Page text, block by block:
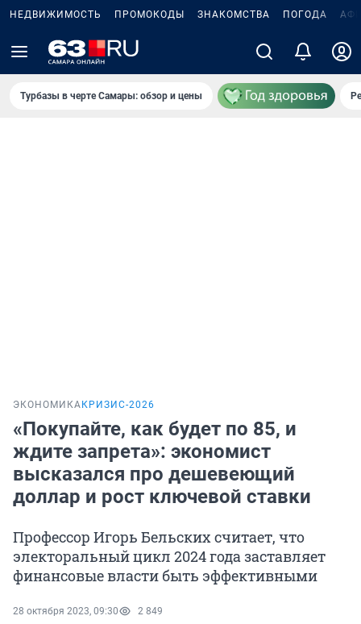
НЕДВИЖИМОСТЬ ПРОМОКОДЫ ЗНАКОМСТВА ПОГОДА
Турбазы в черте Самары: обзор и цены
ЭКОНОМИКА КРИЗИС-2026
«Покупайте, как будет по 85, и
ждите запрета»: экономист
высказался про дешевеющий
доллар и рост ключевой ставки
Профессор Игорь Бельских считает, что
электоральный цикл 2024 года заставляет
финансовые власти быть эффективными
28 октября 2023, 09:30 2 849